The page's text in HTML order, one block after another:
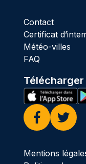
Contact
Certificat
Météo-villes
FAQ
Facebook
Twitter
Mentions